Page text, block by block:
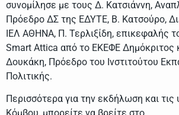
συνομίλησε με τους Δ. Κατσιάννη,
Πρόεδρο ΔΣ της ΕΔΥΤΕ, Β. Κατσούρο,
ΙΕΛ ΑΘΗΝΑ, Π. Τερλιξίδη, επικεφαλής
Smart Attica από το ΕΚΕΦΕ Δημόκριτος
Δουκάκη, Πρόεδρο του Ινστιτούτου
Πολιτικής.
Περισσότερα για την εκδήλωση και τις